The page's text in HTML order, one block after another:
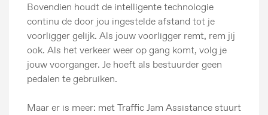
Bovendien houdt de intelligente technologie
continu de door jou ingestelde afstand tot je
voorligger gelijk. Als jouw voorligger remt, rem jij
ook. Als het verkeer weer op gang komt, volg je
jouw voorganger. Je hoeft als bestuurder geen
pedalen te gebruiken.
Maar er is meer: ​​met Traffic Jam Assistance stuurt